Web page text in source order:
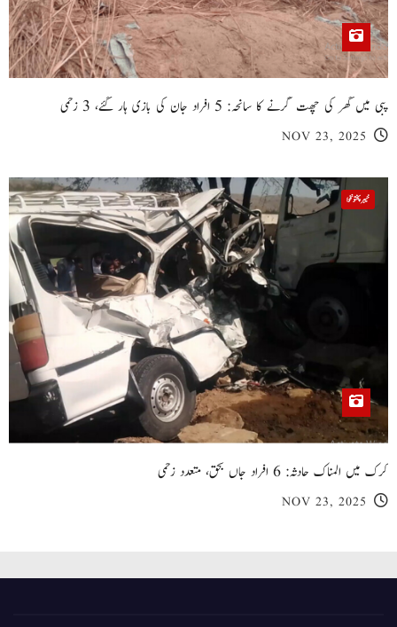
پبی میں گھر کی چھت گرنے کا سانحہ: 5 افراد جان کی بازی ہار گئے، 3 زخمی
NOV 23, 2025
خیبر پختونخوا
کرک میں المناک حادثہ: 6 افراد جاں بحق، متعدد زخمی
NOV 23, 2025